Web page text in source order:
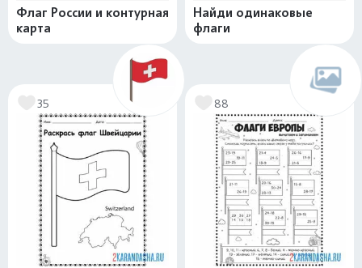
Флаг России и контурная
карта
Найди одинаковые
флаги
35 88